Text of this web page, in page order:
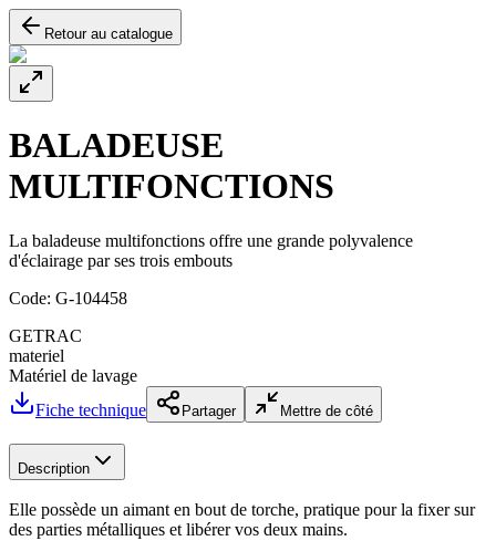
Retour au catalogue
BALADEUSE
MULTIFONCTIONS
La baladeuse multifonctions offre une grande polyvalence
d'éclairage par ses trois embouts
Code: G-104458
GETRAC
materiel
Matériel de lavage
Fiche technique
Partager Mettre de côté
Description
Elle possède un aimant en bout de torche, pratique pour la fixer sur
des parties métalliques et libérer vos deux mains.